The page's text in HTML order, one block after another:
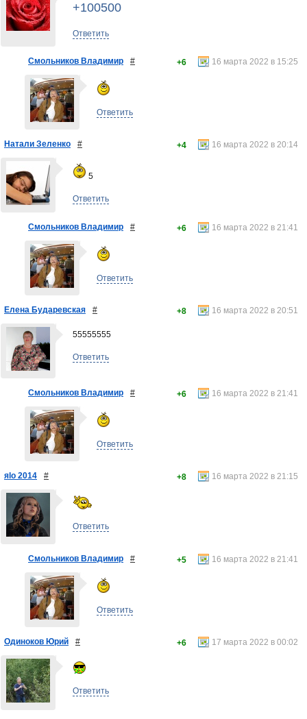
+100500
Ответить
Смольников Владимир # 16 марта 2022 в 15:25
+6
Ответить
Натали Зеленко # 16 марта 2022 в 20:14
+4
5
Ответить
Смольников Владимир # 16 марта 2022 в 21:41
+6
Ответить
Елена Бударевская # 16 марта 2022 в 20:51
+8
55555555
Ответить
Смольников Владимир # 16 марта 2022 в 21:41
+6
Ответить
яlo 2014 # 16 марта 2022 в 21:15
+8
Ответить
Смольников Владимир # 16 марта 2022 в 21:41
+5
Ответить
Одиноков Юрий # 17 марта 2022 в 00:02
+6
Ответить